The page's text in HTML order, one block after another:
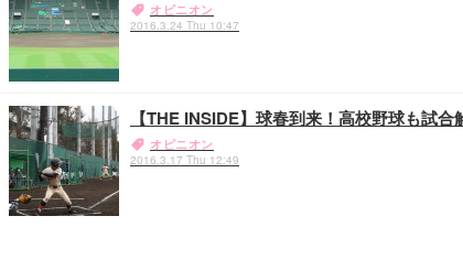
オピニオン
2016.3.24 Thu 10:47
【THE INSIDE】球春到来！高校野球も試
オピニオン
2016.3.17 Thu 12:49